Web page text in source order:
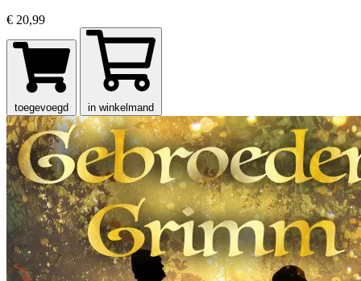
€ 20,99
toegevoegd in winkelmand